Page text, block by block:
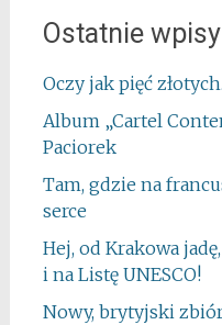
Ostatnie wpisy
Oczy jak pięć
Album „Cartel
Paciorek
Tam, gdzie na
serce
Hej, od Krakowa
i na Listę UNESCO!
Nowy, brytyjski